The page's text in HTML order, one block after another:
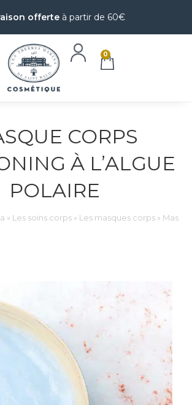
offerte à partir de 60€
0
CORPS
À L’ALGUE
POLAIRE
» Les soins corps » Les masques corps »